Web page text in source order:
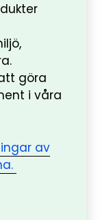
göra
i våra
av